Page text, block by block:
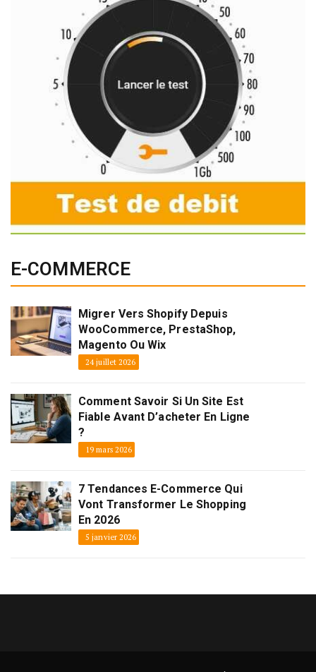
E-COMMERCE
Migrer Vers Shopify Depuis
WooCommerce, PrestaShop,
Magento Ou Wix
24 juillet 2026
Comment Savoir Si Un Site Est
Fiable Avant D’acheter En Ligne
?
19 mars 2026
7 Tendances E-Commerce Qui
Vont Transformer Le Shopping
En 2026
5 janvier 2026